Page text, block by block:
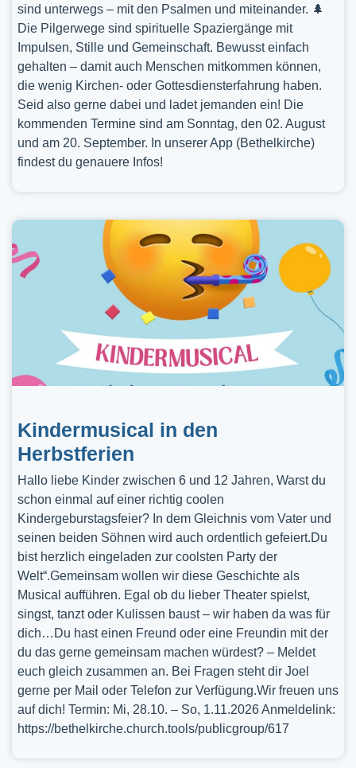
sind unterwegs – mit den Psalmen und miteinander. 🌲
Die Pilgerwege sind spirituelle Spaziergänge mit
Impulsen, Stille und Gemeinschaft. Bewusst einfach
gehalten – damit auch Menschen mitkommen können,
die wenig Kirchen- oder Gottesdiensterfahrung haben.
Seid also gerne dabei und ladet jemanden ein! Die
kommenden Termine sind am Sonntag, den 02. August
und am 20. September. In unserer App (Bethelkirche)
findest du genauere Infos!
Kindermusical in den
Herbstferien
Hallo liebe Kinder zwischen 6 und 12 Jahren, Warst du
schon einmal auf einer richtig coolen
Kindergeburstagsfeier? In dem Gleichnis vom Vater und
seinen beiden Söhnen wird auch ordentlich gefeiert.Du
bist herzlich eingeladen zur coolsten Party der
Welt“.Gemeinsam wollen wir diese Geschichte als
Musical aufführen. Egal ob du lieber Theater spielst,
singst, tanzt oder Kulissen baust – wir haben da was für
dich…Du hast einen Freund oder eine Freundin mit der
du das gerne gemeinsam machen würdest? – Meldet
euch gleich zusammen an. Bei Fragen steht dir Joel
gerne per Mail oder Telefon zur Verfügung.Wir freuen uns
auf dich! Termin: Mi, 28.10. – So, 1.11.2026 Anmeldelink:
https://bethelkirche.church.tools/publicgroup/617